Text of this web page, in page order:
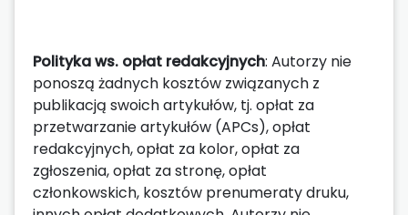
Polityka ws. opłat redakcyjnych: Autorzy nie
ponoszą żadnych kosztów związanych z
publikacją swoich artykułów, tj. opłat za
przetwarzanie artykułów (APCs), opłat
redakcyjnych, opłat za kolor, opłat za
zgłoszenia, opłat za stronę, opłat
członkowskich, kosztów prenumeraty druku,